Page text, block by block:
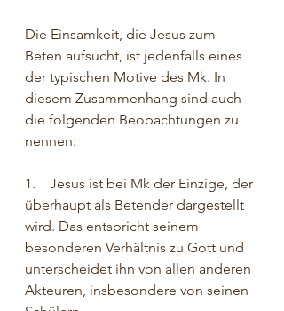
Die Einsamkeit, die Jesus zum
Beten aufsucht, ist jedenfalls eines
der typischen Motive des Mk. In
diesem Zusammenhang sind auch
die folgenden Beobachtungen zu
nennen:
1.    Jesus ist bei Mk der Einzige, der
überhaupt als Betender dargestellt
wird. Das entspricht seinem
besonderen Verhältnis zu Gott und
unterscheidet ihn von allen anderen
Akteuren, insbesondere von seinen